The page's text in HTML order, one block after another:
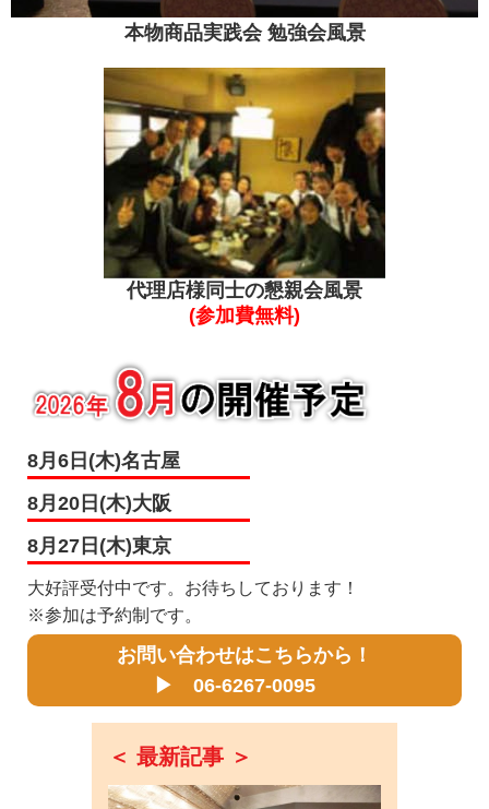
本物商品実践会 勉強会風景
代理店様同士の懇親会風景
(参加費無料)
8月6日(木)名古屋
8月20日(木)大阪
8月27日(木)東京
大好評受付中です。お待ちしております！
※参加は予約制です。
お問い合わせはこちらから！
▶ 06-6267-0095
＜ 最新記事 ＞